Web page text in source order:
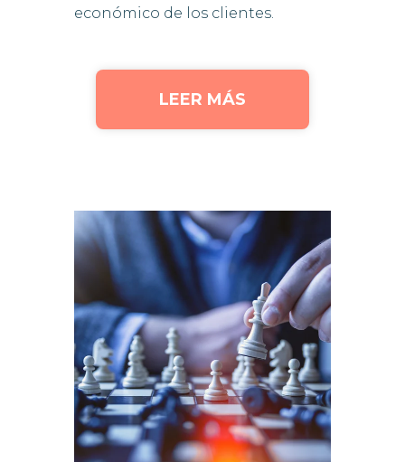
económico de los clientes.
LEER MÁS